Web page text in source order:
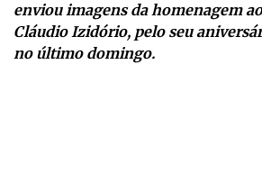
enviou imagens da homenagem
Cláudio Izidório, pelo seu
no último domingo.